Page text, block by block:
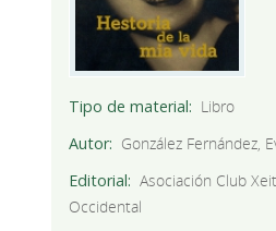
Tipo de material
Libro
Autor
González Fernández,
Editorial
Asociación Club
Occidental